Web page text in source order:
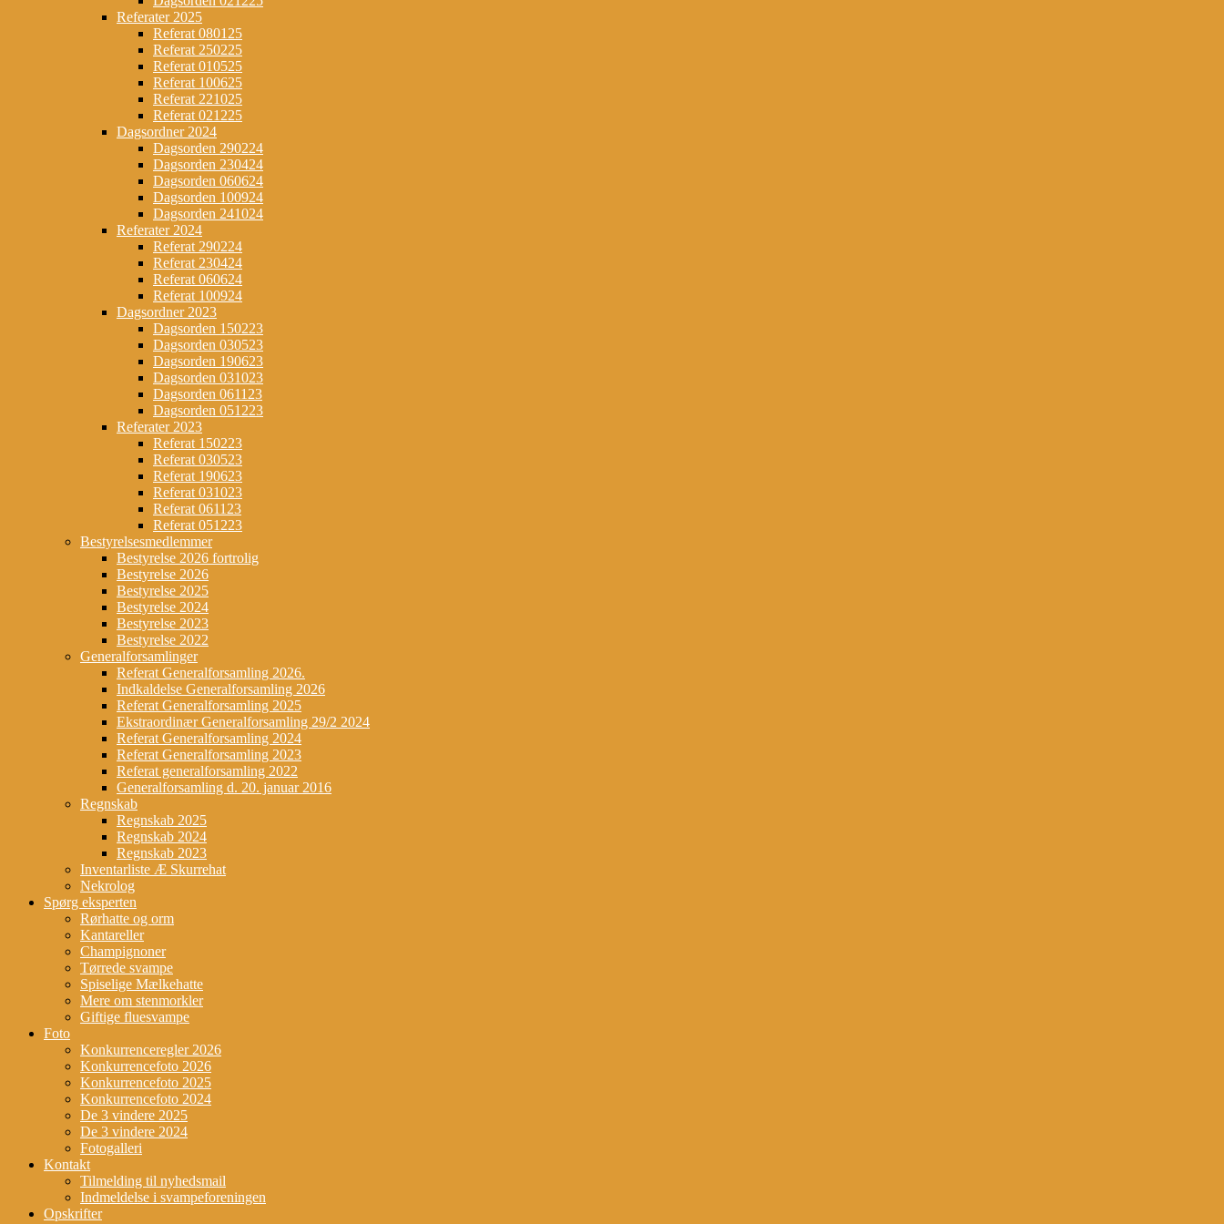
Referater 2025
Referat 080125
Referat 250225
Referat 010525
Referat 100625
Referat 221025
Referat 021225
Dagsordner 2024
Dagsorden 290224
Dagsorden 230424
Dagsorden 060624
Dagsorden 100924
Dagsorden 241024
Referater 2024
Referat 290224
Referat 230424
Referat 060624
Referat 100924
Dagsordner 2023
Dagsorden 150223
Dagsorden 030523
Dagsorden 190623
Dagsorden 031023
Dagsorden 061123
Dagsorden 051223
Referater 2023
Referat 150223
Referat 030523
Referat 190623
Referat 031023
Referat 061123
Referat 051223
Bestyrelsesmedlemmer
Bestyrelse 2026 fortrolig
Bestyrelse 2026
Bestyrelse 2025
Bestyrelse 2024
Bestyrelse 2023
Bestyrelse 2022
Generalforsamlinger
Referat Generalforsamling 2026.
Indkaldelse Generalforsamling 2026
Referat Generalforsamling 2025
Ekstraordinær Generalforsamling 29/2 2024
Referat Generalforsamling 2024
Referat Generalforsamling 2023
Referat generalforsamling 2022
Generalforsamling d. 20. januar 2016
Regnskab
Regnskab 2025
Regnskab 2024
Regnskab 2023
Inventarliste Æ Skurrehat
Nekrolog
Spørg eksperten
Rørhatte og orm
Kantareller
Champignoner
Tørrede svampe
Spiselige Mælkehatte
Mere om stenmorkler
Giftige fluesvampe
Foto
Konkurrenceregler 2026
Konkurrencefoto 2026
Konkurrencefoto 2025
Konkurrencefoto 2024
De 3 vindere 2025
De 3 vindere 2024
Fotogalleri
Kontakt
Tilmelding til nyhedsmail
Indmeldelse i svampeforeningen
Opskrifter